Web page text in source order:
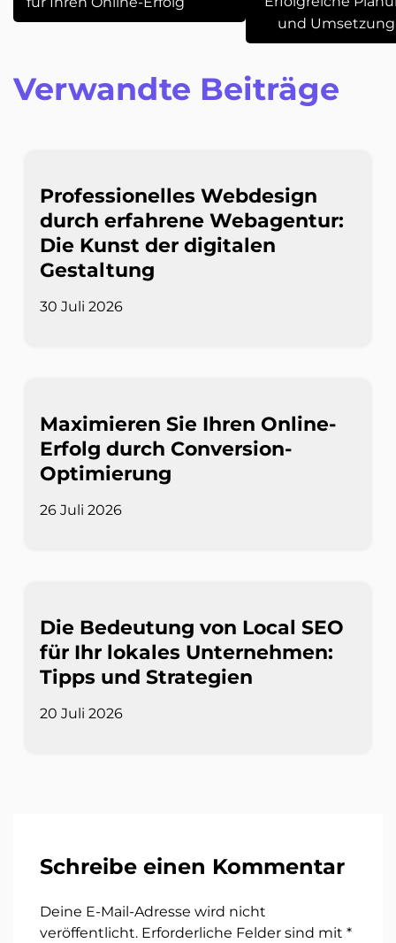
und Umsetzung
Verwandte Beiträge
Professionelles Webdesign
durch erfahrene Webagentur:
Die Kunst der digitalen
Gestaltung
30 Juli 2026
Maximieren Sie Ihren Online-
Erfolg durch Conversion-
Optimierung
26 Juli 2026
Die Bedeutung von Local SEO
für Ihr lokales Unternehmen:
Tipps und Strategien
20 Juli 2026
Schreibe einen Kommentar
Deine E-Mail-Adresse wird nicht
veröffentlicht. Erforderliche Felder sind mit *